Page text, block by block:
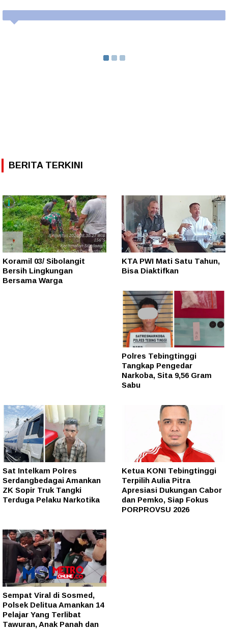
BERITA TERKINI
Koramil 03/ Sibolangit
Bersih Lingkungan
Bersama Warga
KTA PWI Mati Satu Tahun,
Bisa Diaktifkan
Polres Tebingtinggi
Tangkap Pengedar
Narkoba, Sita 9,56 Gram
Sabu
Sat Intelkam Polres
Serdangbedagai Amankan
ZK Sopir Truk Tangki
Terduga Pelaku Narkotika
Ketua KONI Tebingtinggi
Terpilih Aulia Pitra
Apresiasi Dukungan Cabor
dan Pemko, Siap Fokus
PORPROVSU 2026
Sempat Viral di Sosmed,
Polsek Delitua Amankan 14
Pelajar Yang Terlibat
Tawuran, Anak Panah dan